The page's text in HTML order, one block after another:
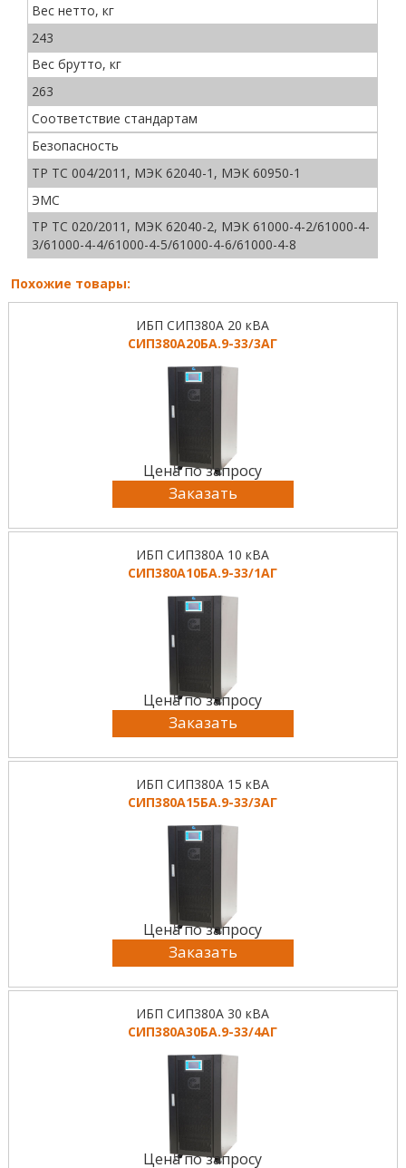
Вес нетто, кг
243
Вес брутто, кг
263
Соответствие стандартам
Безопасность
ТР ТС 004/2011, МЭК 62040-1, МЭК 60950-1
ЭМС
ТР ТС 020/2011, МЭК 62040-2, МЭК 61000-4-2/61000-4-
3/61000-4-4/61000-4-5/61000-4-6/61000-4-8
Похожие товары:
ИБП СИП380А 20 кВА
СИП380А20БА.9-33/3АГ
Цена по запросу
Заказать
ИБП СИП380А 10 кВА
СИП380А10БА.9-33/1АГ
Цена по запросу
Заказать
ИБП СИП380А 15 кВА
СИП380А15БА.9-33/3АГ
Цена по запросу
Заказать
ИБП СИП380А 30 кВА
СИП380А30БА.9-33/4АГ
Цена по запросу